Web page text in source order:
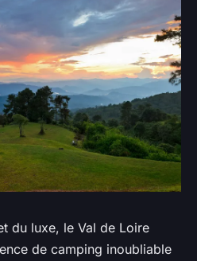
du luxe, le Val de Loire
de camping inoubliable